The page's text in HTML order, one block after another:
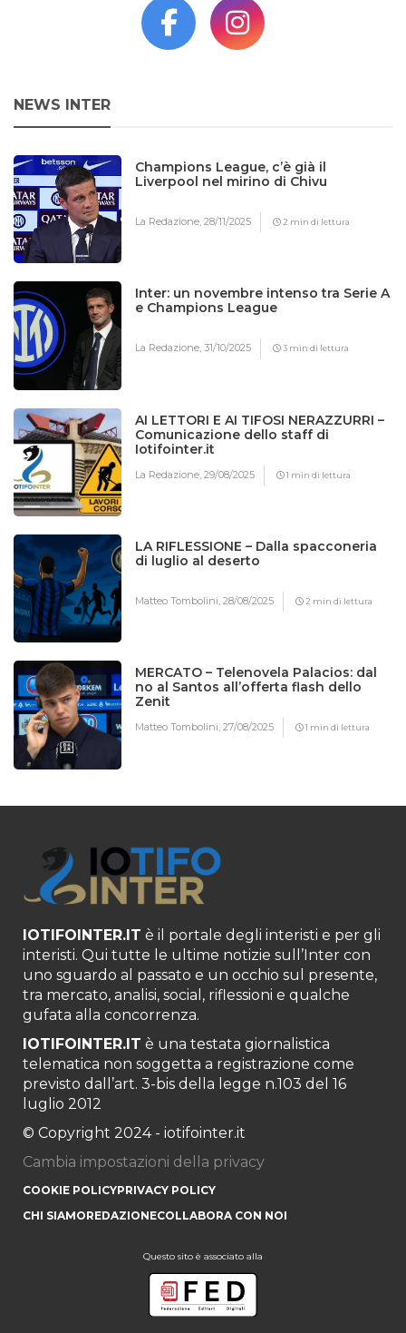
NEWS INTER
Champions League, c’è già il
Liverpool nel mirino di Chivu
La Redazione,28/11/2025 2 min di lettura
Inter: un novembre intenso tra Serie A
e Champions League
La Redazione,31/10/2025 3 min di lettura
AI LETTORI E AI TIFOSI NERAZZURRI –
Comunicazione dello staff di
Iotifointer.it
La Redazione,29/08/2025 1 min di lettura
LA RIFLESSIONE – Dalla spacconeria
di luglio al deserto
Matteo Tombolini,28/08/2025 2 min di lettura
MERCATO – Telenovela Palacios: dal
no al Santos all’offerta flash dello
Zenit
Matteo Tombolini,27/08/2025 1 min di lettura
IOTIFOINTER.IT è il portale degli interisti e per gli
interisti. Qui tutte le ultime notizie sull’Inter con
uno sguardo al passato e un occhio sul presente,
tra mercato, analisi, social, riflessioni e qualche
gufata alla concorrenza.
IOTIFOINTER.IT è una testata giornalistica
telematica non soggetta a registrazione come
previsto dall’art. 3-bis della legge n.103 del 16
luglio 2012
© Copyright 2024 - iotifointer.it
Cambia impostazioni della privacy
COOKIE POLICYPRIVACY POLICY
CHI SIAMOREDAZIONECOLLABORA CON NOI
Questo sito è associato alla